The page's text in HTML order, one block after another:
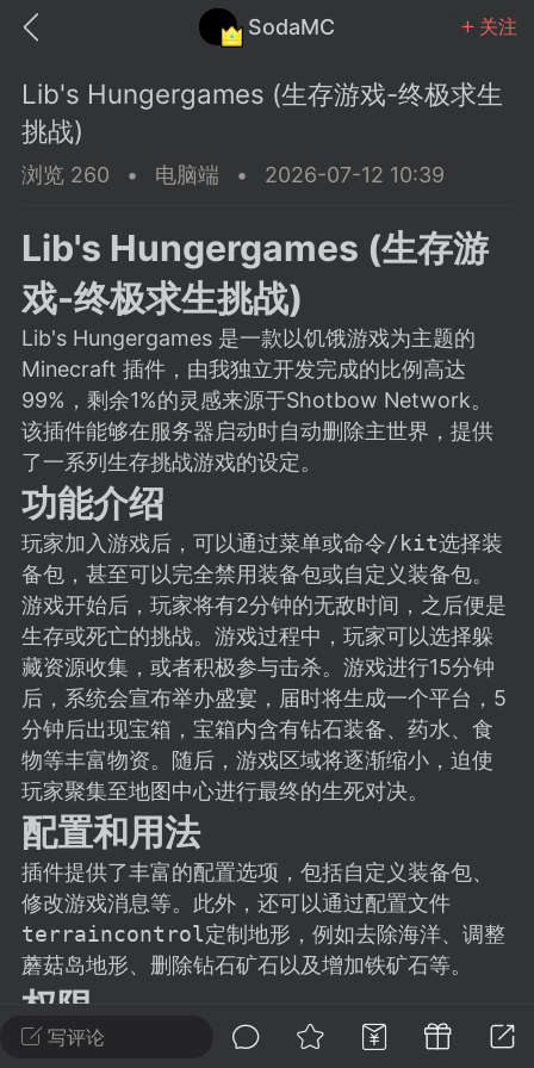
SodaMC 关注
中文社区 SodaMC
教程 材质 社区
潮涌核心
永久赞助者
11-27 02:06
电脑端
议贴】SodaMC 的改进与建议 🧃
社区的建议&反馈板块，欢迎每
在这里畅所欲言，提出你对 社区功能、
、管理方式等方面 的任何想法！...
11 5.9k
潮涌核心
永久赞助者
24 23:37
电脑端 整合包分享
主页反馈贴
反馈你遇到的问题 以及 你期望的功能等
不方便可尝试通过邮箱与作者进行反馈
写评论
Lib's Hungergames (生存游戏-终极求生
挑战)
浏览 260 • 电脑端 • 2026-07-12 10:39
Lib's Hungergames (生存游
戏-终极求生挑战)
Lib's Hungergames 是一款以饥饿游戏为主题的
Minecraft 插件，由我独立开发完成的比例高达
99%，剩余1%的灵感来源于Shotbow Network。
该插件能够在服务器启动时自动删除主世界，提供
了一系列生存挑战游戏的设定。
功能介绍
玩家加入游戏后，可以通过菜单或命令/kit选择装
备包，甚至可以完全禁用装备包或自定义装备包。
游戏开始后，玩家将有2分钟的无敌时间，之后便是
生存或死亡的挑战。游戏过程中，玩家可以选择躲
藏资源收集，或者积极参与击杀。游戏进行15分钟
后，系统会宣布举办盛宴，届时将生成一个平台，5
分钟后出现宝箱，宝箱内含有钻石装备、药水、食
物等丰富物资。随后，游戏区域将逐渐缩小，迫使
玩家聚集至地图中心进行最终的生死对决。
配置和用法
插件提供了丰富的配置选项，包括自定义装备包、
修改游戏消息等。此外，还可以通过配置文件
terraincontrol定制地形，例如去除海洋、调整
蘑菇岛地形、删除钻石矿石以及增加铁矿石等。
权限
hungergames.forcestart - 允许修改游戏开始